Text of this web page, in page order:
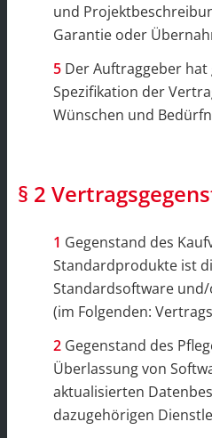
und
Garantie oder
Der Auftraggeber
Spezifikation der
Wünschen und
§ 2
Gegenstand des
Standardprodukte ist
Standardsoftware
(im Folgenden:
Gegenstand des
Überlassung von
aktualisierten
dazugehörigen